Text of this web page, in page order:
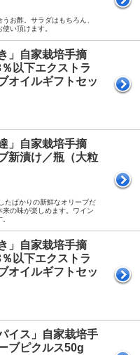
お酢。サラダはもちろん、
い頂けます。
」自家栽培手摘
以下エクストラ
オイルギフトセッ
」自家栽培手摘
新漬け／瓶（大粒
たばかりの新鮮なオリーブだ
の味が楽しめます。ワイン
」自家栽培手摘
以下エクストラ
オイルギフトセッ
イス」自家栽培手
ブピクルス50g